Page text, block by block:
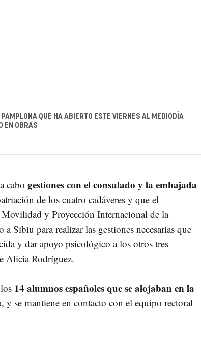
PAMPLONA QUE HA ABIERTO ESTE VIERNES AL MEDIODÍA
EN OBRAS
cabo gestiones con el consulado y la embajada
de los cuatro cadáveres y que el
y Proyección Internacional de la
Sibiu para realizar las gestiones necesarias que
y dar apoyo psicológico a los otros tres
Alicia Rodríguez.
14 alumnos españoles que se alojaban en la
y se mantiene en contacto con el equipo rectoral